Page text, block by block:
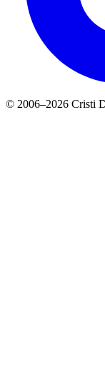
© 2006–2026 Cristi